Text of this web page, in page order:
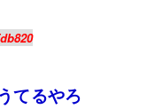
てるやろ